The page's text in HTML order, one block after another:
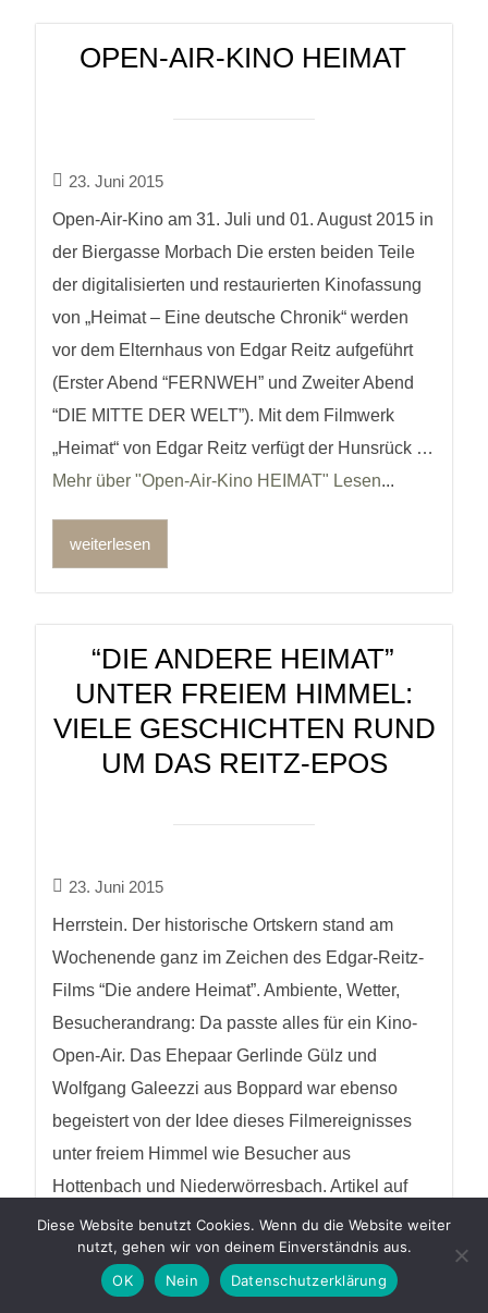
OPEN-AIR-KINO HEIMAT
23. Juni 2015
Open-Air-Kino am 31. Juli und 01. August 2015 in
der Biergasse Morbach Die ersten beiden Teile
der digitalisierten und restaurierten Kinofassung
von „Heimat – Eine deutsche Chronik“ werden
vor dem Elternhaus von Edgar Reitz aufgeführt
(Erster Abend “FERNWEH” und Zweiter Abend
“DIE MITTE DER WELT”). Mit dem Filmwerk
„Heimat“ von Edgar Reitz verfügt der Hunsrück …
Mehr über "Open-Air-Kino HEIMAT" Lesen...
weiterlesen
“DIE ANDERE HEIMAT”
UNTER FREIEM HIMMEL:
VIELE GESCHICHTEN RUND
UM DAS REITZ-EPOS
23. Juni 2015
Herrstein. Der historische Ortskern stand am
Wochenende ganz im Zeichen des Edgar-Reitz-
Films “Die andere Heimat”. Ambiente, Wetter,
Besucherandrang: Da passte alles für ein Kino-
Open-Air. Das Ehepaar Gerlinde Gülz und
Wolfgang Galeezzi aus Boppard war ebenso
begeistert von der Idee dieses Filmereignisses
unter freiem Himmel wie Besucher aus
Hottenbach und Niederwörresbach. Artikel auf
rheinzeitung.de: Link...
weiterlesen
Diese Website benutzt Cookies. Wenn du die Website weiter
nutzt, gehen wir von deinem Einverständnis aus.
OK
Nein Datenschutzerklärung